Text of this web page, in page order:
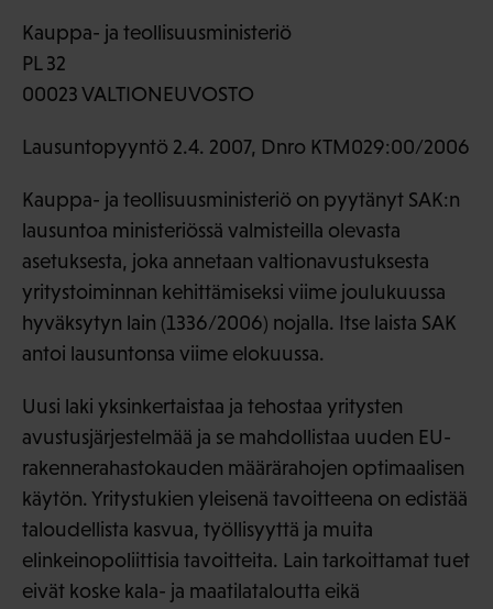
Kauppa- ja teollisuusministeriö
PL 32
00023 VALTIONEUVOSTO
Lausuntopyyntö 2.4. 2007, Dnro KTM029:00/2006
Kauppa- ja teollisuusministeriö on pyytänyt SAK:n
lausuntoa ministeriössä valmisteilla olevasta
asetuksesta, joka annetaan valtionavustuksesta
yritystoiminnan kehittämiseksi viime joulukuussa
hyväksytyn lain (1336/2006) nojalla. Itse laista SAK
antoi lausuntonsa viime elokuussa.
Uusi laki yksinkertaistaa ja tehostaa yritysten
avustusjärjestelmää ja se mahdollistaa uuden EU-
rakennerahastokauden määrärahojen optimaalisen
käytön. Yritystukien yleisenä tavoitteena on edistää
taloudellista kasvua, työllisyyttä ja muita
elinkeinopoliittisia tavoitteita. Lain tarkoittamat tuet
eivät koske kala- ja maatilataloutta eikä